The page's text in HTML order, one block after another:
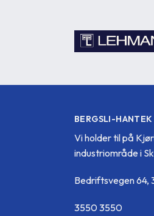
BERGSLI-HANTEK
Vi holder til på
industriområde i
Bedriftsvegen 64,
3550 3550